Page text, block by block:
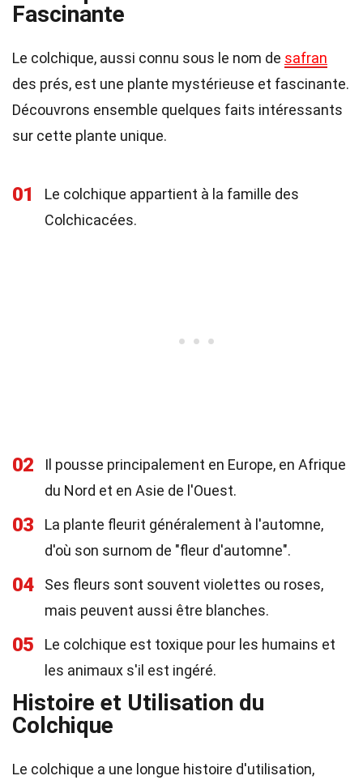
Fascinante
Le colchique, aussi connu sous le nom de safran
des prés, est une plante mystérieuse et fascinante.
Découvrons ensemble quelques faits intéressants
sur cette plante unique.
01
Le colchique appartient à la famille des
Colchicacées.
02
Il pousse principalement en Europe, en Afrique
du Nord et en Asie de l'Ouest.
03
La plante fleurit généralement à l'automne,
d'où son surnom de "fleur d'automne".
04
Ses fleurs sont souvent violettes ou roses,
mais peuvent aussi être blanches.
05
Le colchique est toxique pour les humains et
les animaux s'il est ingéré.
Histoire et Utilisation du
Colchique
Le colchique a une longue histoire d'utilisation,